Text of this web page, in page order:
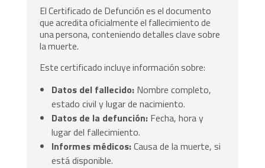
El Certificado de Defunción es el documento
que acredita oficialmente el fallecimiento de
una persona, conteniendo detalles clave sobre
la muerte.
Este certificado incluye información sobre:
Datos del fallecido: Nombre completo,
estado civil y lugar de nacimiento.
Datos de la defunción: Fecha, hora y
lugar del fallecimiento.
Informes médicos:Causa de la muerte, si
está disponible.